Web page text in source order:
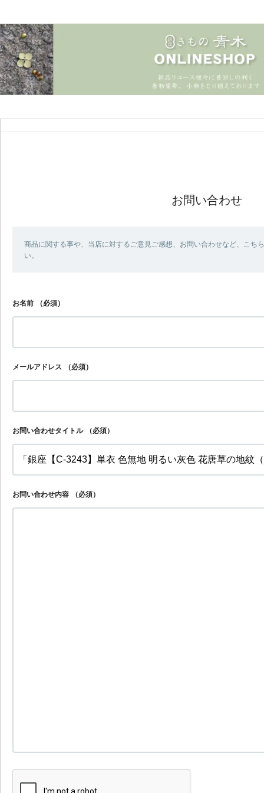
お問い合わせ
商品に関する事や、当店に対するご意見ご感想、お問い合わせなど、こち
い。
お名前 （必須）
メールアドレス （必須）
お問い合わせタイトル （必須）
お問い合わせ内容 （必須）